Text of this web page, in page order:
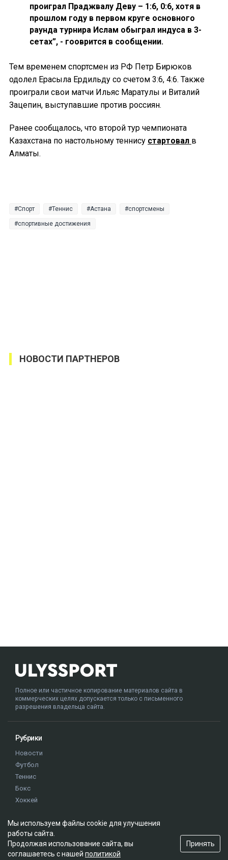
проиграл Праджвалу Деву – 1:6, 0:6, хотя в
прошлом году в первом круге основного
раунда турнира Ислам обыграл индуса в 3-
сетах”, - гооврится в сообщении.
Тем временем спортсмен из РФ Петр Бирюков
одолел Ерасыла Ердильду со счетом 3:6, 4:6. Также
проиграли свои матчи Ильяс Маратулы и Виталий
Зацепин, выступавшие против россиян.
Ранее сообщалось, что второй тур чемпионата
Казахстана по настольному теннису стартовал в
Алматы.
Спорт Теннис Астана спортсмены
спортивные достижения
НОВОСТИ ПАРТНЕРОВ
Полное или частичное копирование материалов сайта в
коммерческих целях допускается только с письменного
разрешения владельца сайта.
Рубрики
Новости
Футбол
Теннис
Бокс
Хоккей
Истории
Олимпиада
Мы используем файлы cookie для улучшения
работы сайта.
Продолжая использование сайта, вы
соглашаетесь с нашей политикой
Принять